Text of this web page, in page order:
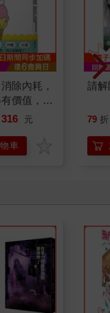
除內耗，
價值，跟
處
316 元
車
請解
79 折